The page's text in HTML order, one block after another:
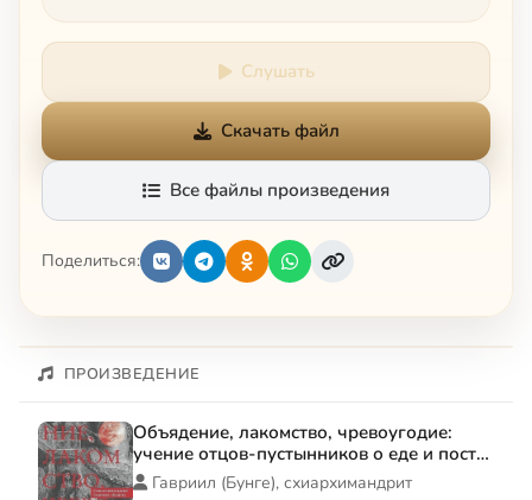
Слушать
Скачать файл
Все файлы произведения
Поделиться:
ПРОИЗВЕДЕНИЕ
Объядение, лакомство, чревоугодие:
учение отцов-пустынников о еде и посте
(на основе текстов Евагрия Понтийского)
Гавриил (Бунге), схиархимандрит